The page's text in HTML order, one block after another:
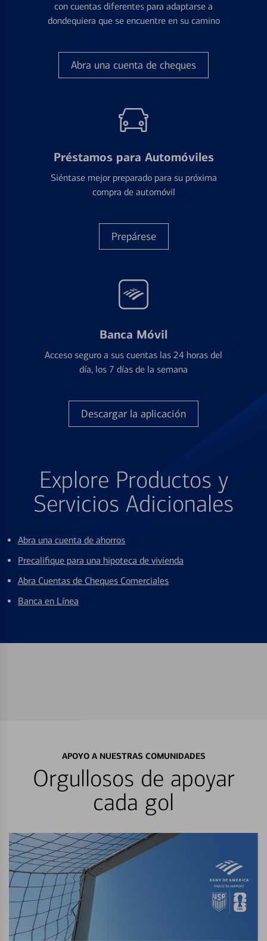
con cuentas diferentes para adaptarse a
dondequiera que se encuentre en su camino
Abra una cuenta de cheques
Préstamos para Automóviles
Siéntase mejor preparado para su próxima
compra de automóvil
Prepárese
Banca Móvil
Acceso seguro a sus cuentas las 24 horas del
día, los 7 días de la semana
Descargar la aplicación
Explore Productos y
Servicios Adicionales
Abra una cuenta de ahorros
Precalifique para una hipoteca de vivienda
Abra Cuentas de Cheques Comerciales
Banca en Línea
APOYO A NUESTRAS COMUNIDADES
Orgullosos de apoyar
cada gol